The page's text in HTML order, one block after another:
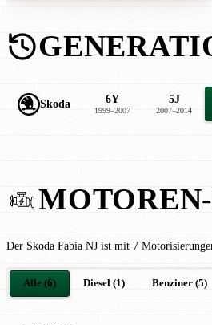
Skoda 6Y
1999–2007
5J
2007–2014
Der Skoda Fabia NJ ist mit 7
Alle (6) Diesel (1) Benziner (5)